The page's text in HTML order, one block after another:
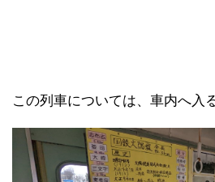
この列車については、車内へ入